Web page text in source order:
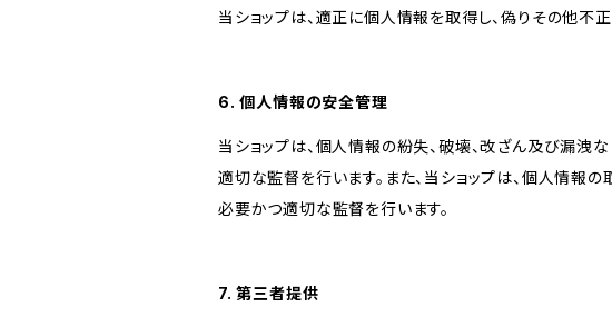
当ショップは、適正に個人情報を取得し、偽りその他不
6. 個人情報の安全管理
当ショップは、個人情報の紛失、破壊、改ざん及び漏洩
適切な監督を行います。また、当ショップは、個人情
必要かつ適切な監督を行います。
7. 第三者提供